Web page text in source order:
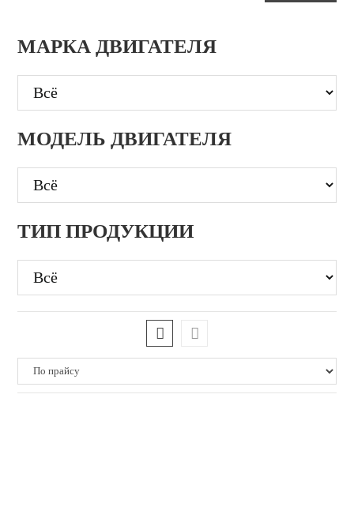
МАРКА ДВИГАТЕЛЯ
МОДЕЛЬ ДВИГАТЕЛЯ
ТИП ПРОДУКЦИИ